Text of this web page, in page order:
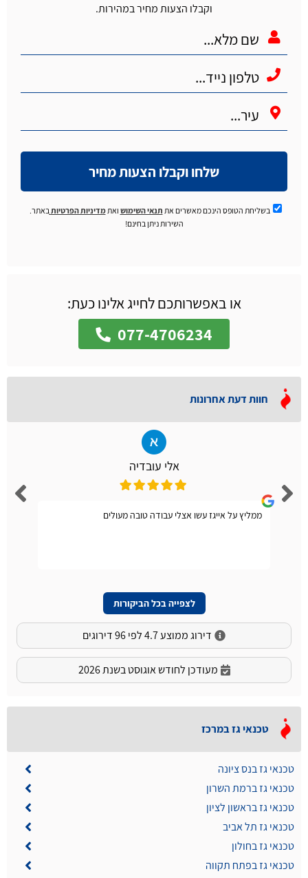
וקבלו הצעות מחיר במהירות.
שלחו וקבלו הצעות מחיר
בשליחת הטופס הינכם מאשרים את תנאי השימוש ואתמדיניות הפרטיותבאתר.
השירות ניתן בחינם!
או באפשרותכם לחייג אלינו כעת:
077-4706234
חוות דעת אחרונות
אלי עובדיה
ממליץ על אייגז עשו אצלי עבודה טובה מעולים
לצפייה בכל הביקורות
דירוג ממוצע 4.7 לפי 96 דירוגים
מעודכן לחודש אוגוסט בשנת 2026
טכנאי גז במרכז
טכנאי גז בנס ציונה
טכנאי גז ברמת השרון
טכנאי גז בראשון לציון
טכנאי גז תל אביב
טכנאי גז בחולון
טכנאי גז בפתח תקווה